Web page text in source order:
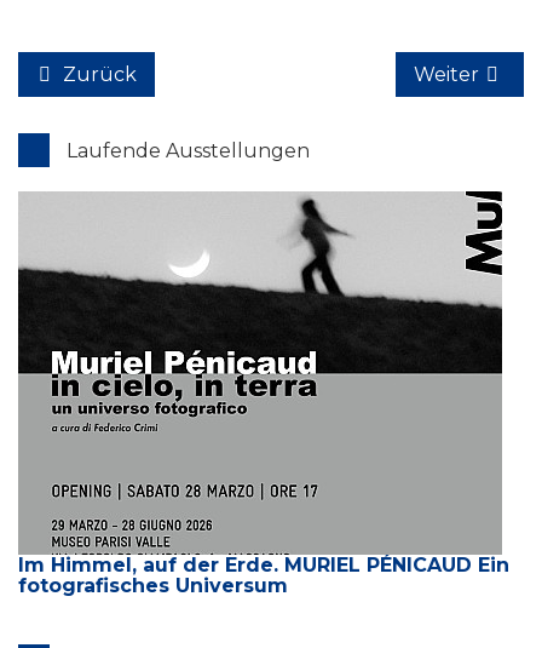
Zurück Weiter
Laufende Ausstellungen
Im Himmel, auf der Erde. MURIEL PÉNICAUD Ein
fotografisches Universum